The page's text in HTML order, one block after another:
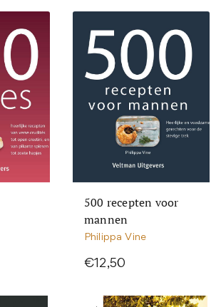
500 recepten voor
mannen
Philippa Vine
€12,50